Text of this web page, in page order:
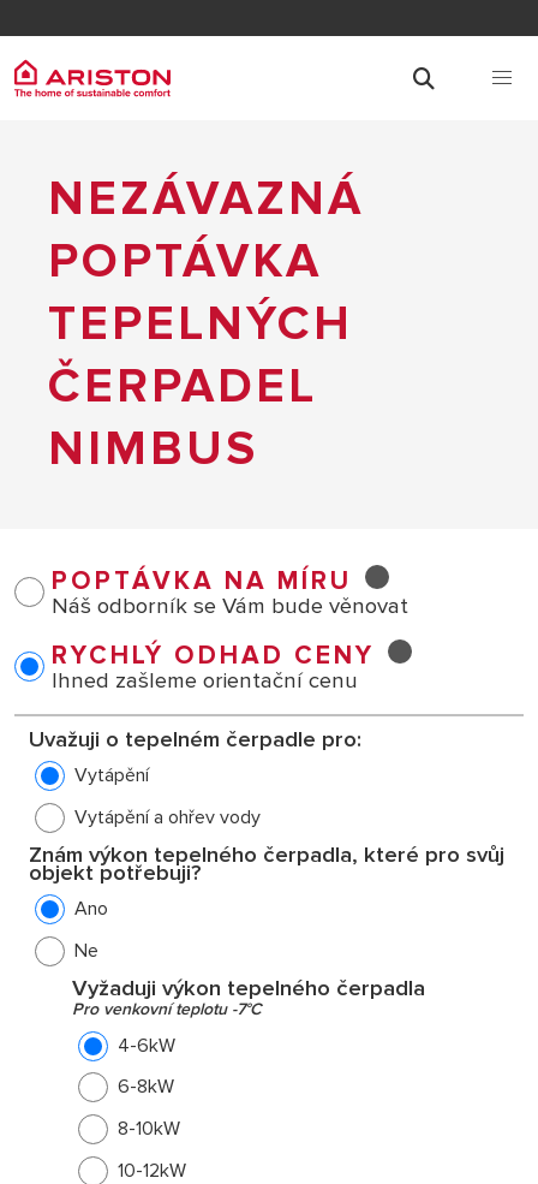
NEZÁVAZNÁ
POPTÁVKA
TEPELNÝCH
ČERPADEL
NIMBUS
POPTÁVKA NA MÍRU
Náš odborník se Vám bude věnovat
RYCHLÝ ODHAD CENY
Ihned zašleme orientační cenu
Uvažuji o tepelném čerpadle pro:
Vytápění
Vytápění a ohřev vody
Znám výkon tepelného čerpadla, které pro svůj
objekt potřebuji?
Ano
Ne
Vyžaduji výkon tepelného čerpadla
Pro venkovní teplotu -7°C
4-6kW
6-8kW
8-10kW
10-12kW